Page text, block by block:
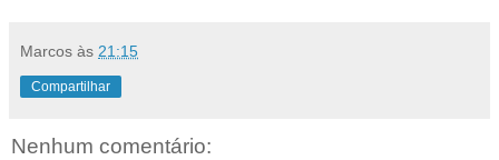
Marcos às 21:15
Compartilhar
Nenhum comentário: